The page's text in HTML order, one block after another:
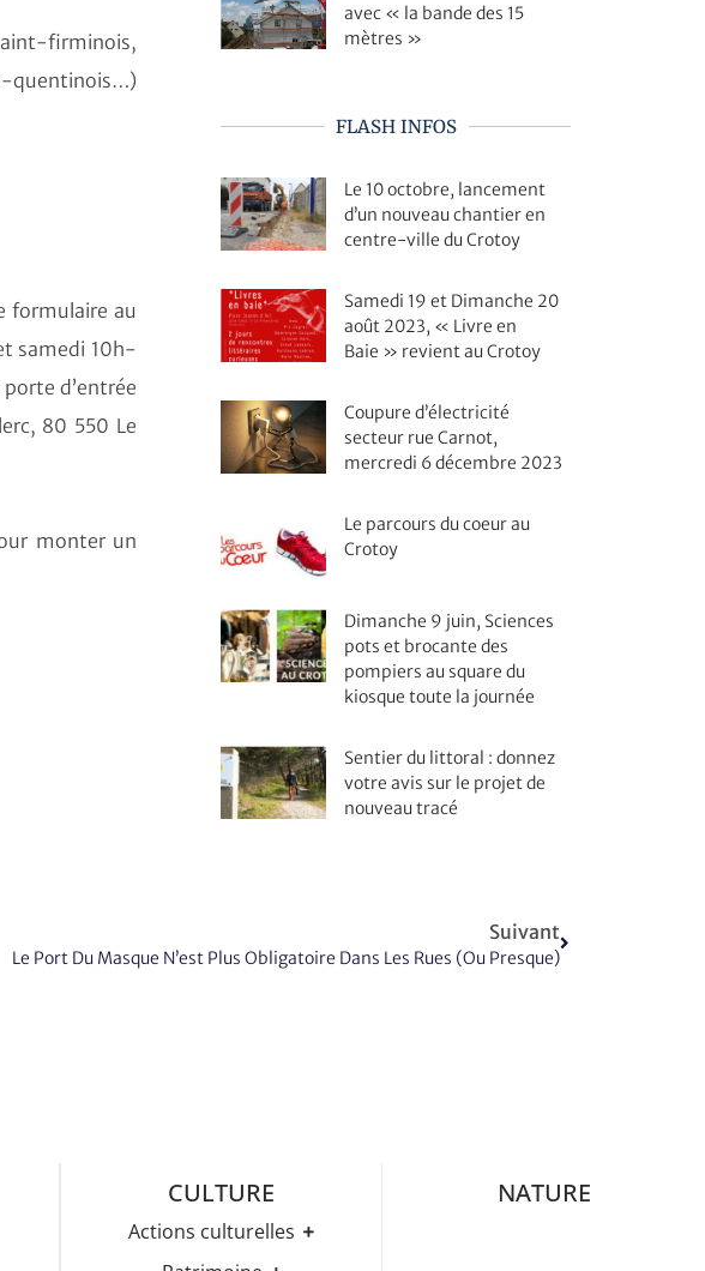
firminois,
quentinois…)
formulaire au
samedi 10h-
d’entrée
80 550 Le
monter un
avec « la bande des 15
mètres »
FLASH INFOS
Le 10 octobre, lancement
d’un nouveau chantier en
centre-ville du Crotoy
Samedi 19 et Dimanche 20
août 2023, « Livre en
Baie » revient au Crotoy
Coupure d’électricité
secteur rue Carnot,
mercredi 6 décembre 2023
Le parcours du coeur au
Crotoy
Dimanche 9 juin, Sciences
pots et brocante des
pompiers au square du
kiosque toute la journée
Sentier du littoral : donnez
votre avis sur le projet de
nouveau tracé
Suivant
Le Port Du Masque N’est Plus Obligatoire Dans Les Rues (ou Presque)
CULTURE
Actions culturelles
Médiathèque
NATURE